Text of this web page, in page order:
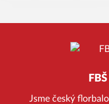
Jsme český